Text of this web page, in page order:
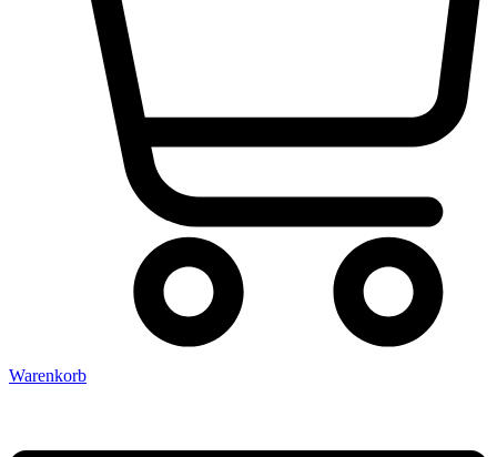
Warenkorb